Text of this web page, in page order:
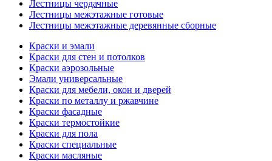
Лестницы чердачные
Лестницы межэтажные готовые
Лестницы межэтажные деревянные сборные
Краски и эмали
Краски для стен и потолков
Краски аэрозольные
Эмали универсальные
Краски для мебели, окон и дверей
Краски по металлу и ржавчине
Краски фасадные
Краски термостойкие
Краски для пола
Краски специальные
Краски масляные